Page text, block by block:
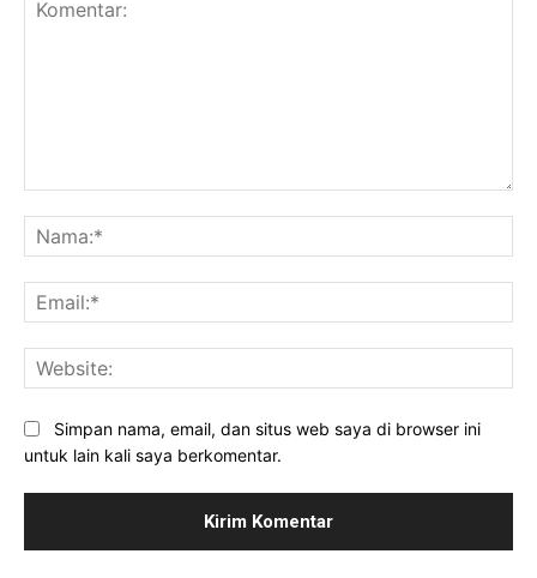
Simpan nama, email, dan situs web saya di browser ini
untuk lain kali saya berkomentar.